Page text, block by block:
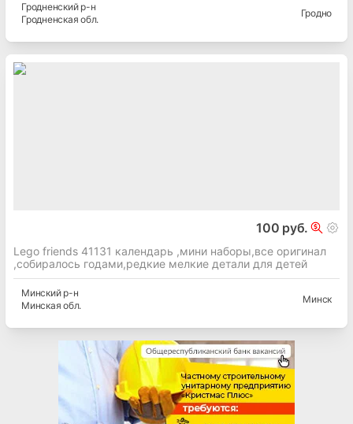
Гродненскийр-н
Гродненская обл.
Гродно
100 руб.
Lego friends 41131 календарь ,мини наборы,все оригинал
,собиралось годами,редкие мелкие детали для детей
Минскийр-н
Минская обл.
Минск